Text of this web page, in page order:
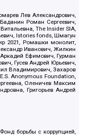
Лев Александрович,
Роман Сергеевич,
The Insider SIA,
Istories fonds, Шмагун
2021, Ромашки монолит,
Иванович, Жилкин
Ефимович, Гурман
Гусев Андрей Юрьевич,
Владимирович, Захаров
Anonymous Foundation,
Оленичев Максим
Григорьев Андрей
борьбы с коррупцией,